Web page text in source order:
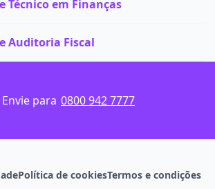
Técnico em Finanças
Auditoria Fiscal
Envie para 0800 942 7777
Política de cookiesTermos e condições